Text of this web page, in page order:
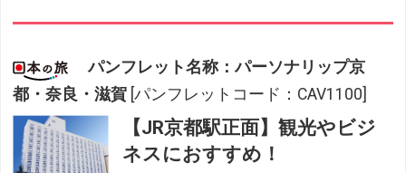
パンフレット名称：パーソナリップ京
都・奈良・滋賀 [パンフレットコード：CAV1100]
【JR京都駅正面】観光やビジ
ネスにおすすめ！